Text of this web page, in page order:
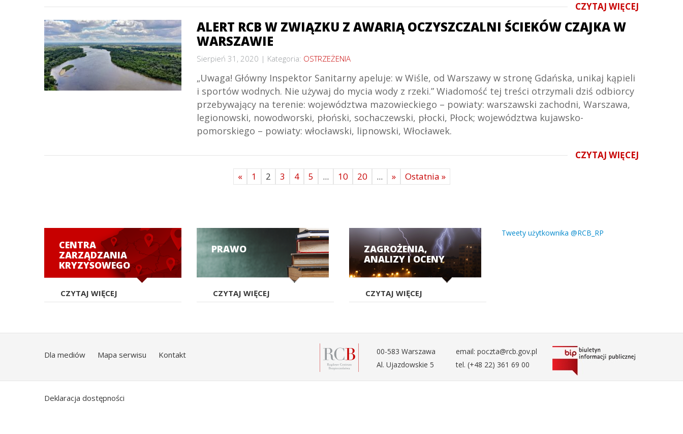
CZYTAJ WIĘCEJ
ALERT RCB W ZWIĄZKU Z AWARIĄ OCZYSZCZALNI ŚCIEKÓW CZAJKA W
WARSZAWIE
Sierpień 31, 2020 Kategoria: OSTRZEŻENIA
„Uwaga! Główny Inspektor Sanitarny apeluje: w Wiśle, od Warszawy w stronę Gdańska, unikaj kąpieli
i sportów wodnych. Nie używaj do mycia wody z rzeki.” Wiadomość tej treści otrzymali dziś odbiorcy
przebywający na terenie: województwa mazowieckiego – powiaty: warszawski zachodni, Warszawa,
legionowski, nowodworski, płoński, sochaczewski, płocki, Płock; województwa kujawsko-
pomorskiego – powiaty: włocławski, lipnowski, Włocławek.
CZYTAJ WIĘCEJ
«
1 2 3 4 5 ... 10 20 ... » Ostatnia »
CENTRA
ZARZĄDZANIA
KRYZYSOWEGO
CZYTAJ WIĘCEJ
PRAWO
CZYTAJ WIĘCEJ
ZAGROŻENIA,
ANALIZY I OCENY
CZYTAJ WIĘCEJ
Tweety użytkownika @RCB_RP
Dla mediów Mapa serwisu Kontakt
Deklaracja dostępności
00-583 Warszawa
Al. Ujazdowskie 5
email: poczta@rcb.gov.pl
tel. (+48 22) 361 69 00